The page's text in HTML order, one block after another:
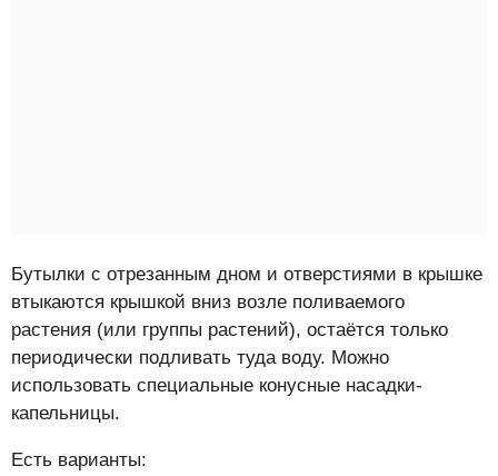
Бутылки с отрезанным дном и отверстиями в крышке
втыкаются крышкой вниз возле поливаемого
растения (или группы растений), остаётся только
периодически подливать туда воду. Можно
использовать специальные конусные насадки-
капельницы.
Есть варианты: